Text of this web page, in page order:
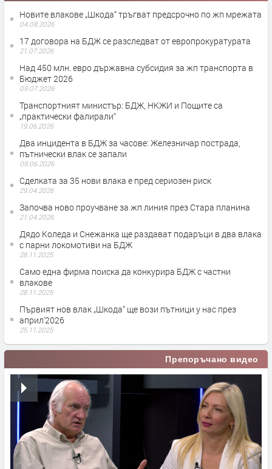
Новите влакове „Шкода“ тръгват предсрочно по жп мрежата
04.08.2026
17 договора на БДЖ се разследват от европрокуратурата
21.07.2026
Над 450 млн. евро държавна субсидия за жп транспорта в
Бюджет 2026
09.07.2026
Транспортният министър: БДЖ, НКЖИ и Пощите са
„практически фалирали“
19.06.2026
Два инцидента в БДЖ за часове: Железничар пострада,
пътнически влак се запали
09.06.2026
Сделката за 35 нови влака е пред сериозен риск
29.04.2026
Започва ново проучване за жп линия през Стара планина
21.04.2026
Дядо Коледа и Снежанка ще раздават подаръци в два влака
с парни локомотиви на БДЖ
28.11.2025
Само една фирма поиска да конкурира БДЖ с частни
влакове
28.11.2025
Първият нов влак „Шкода“ ще вози пътници у нас през
април'2026
25.11.2025
Препоръчано видео